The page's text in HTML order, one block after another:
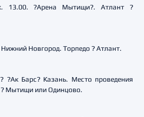
13.00. ?Арена Мытищи?. Атлант ?
Нижний Новгород. Торпедо ? Атлант.
?Ак Барс? Казань. Место проведения
? Мытищи или Одинцово.